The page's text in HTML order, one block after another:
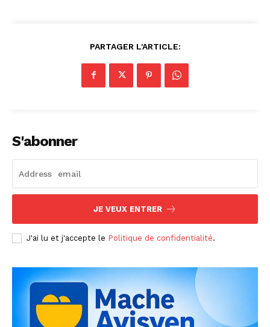
PARTAGER L'ARTICLE:
S'abonner
JE VEUX ENTRER
J'ai lu et j'accepte le Politique de confidentialité.